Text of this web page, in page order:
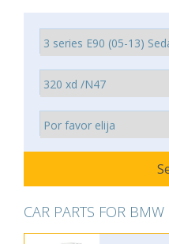
CAR PARTS FOR BMW